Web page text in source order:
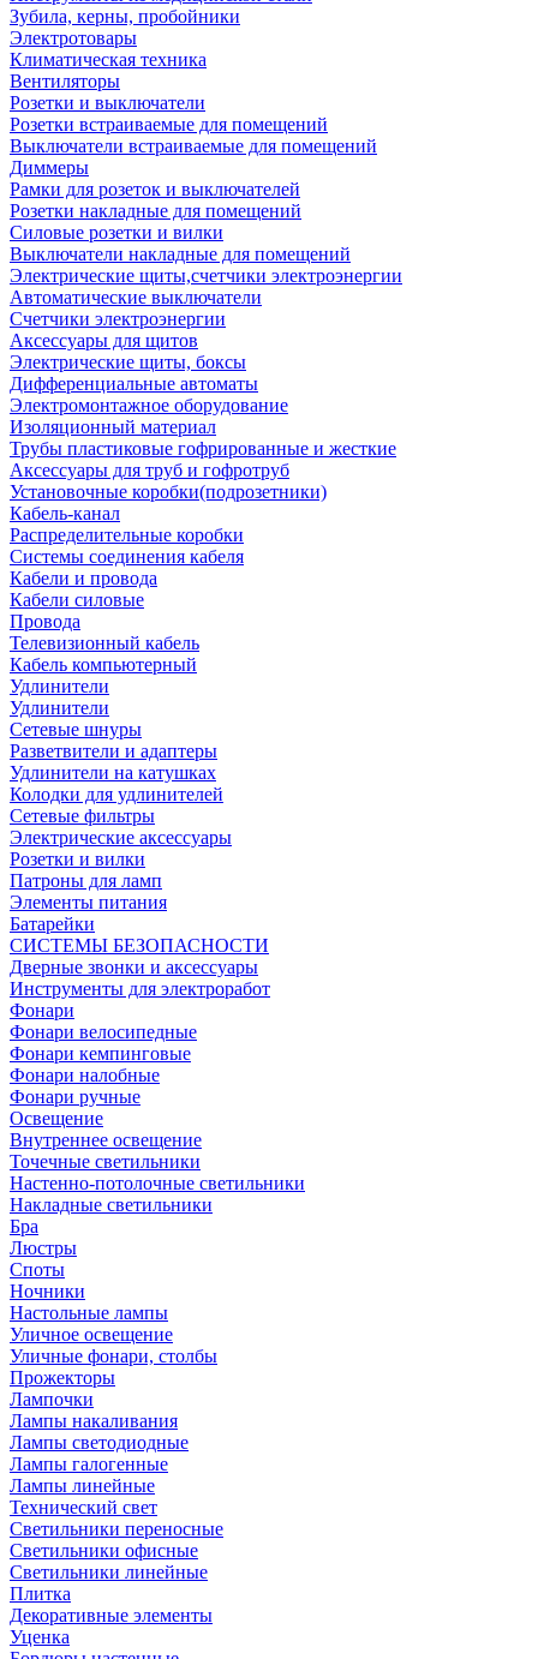
Зубила, керны, пробойники
Электротовары
Климатическая техника
Вентиляторы
Розетки и выключатели
Розетки встраиваемые для помещений
Выключатели встраиваемые для помещений
Диммеры
Рамки для розеток и выключателей
Розетки накладные для помещений
Силовые розетки и вилки
Выключатели накладные для помещений
Электрические щиты,счетчики электроэнергии
Автоматические выключатели
Счетчики электроэнергии
Аксессуары для щитов
Электрические щиты, боксы
Дифференциальные автоматы
Электромонтажное оборудование
Изоляционный материал
Трубы пластиковые гофрированные и жесткие
Аксессуары для труб и гофротруб
Установочные коробки(подрозетники)
Кабель-канал
Распределительные коробки
Системы соединения кабеля
Кабели и провода
Кабели силовые
Провода
Телевизионный кабель
Кабель компьютерный
Удлинители
Удлинители
Сетевые шнуры
Разветвители и адаптеры
Удлинители на катушках
Колодки для удлинителей
Сетевые фильтры
Электрические аксессуары
Розетки и вилки
Патроны для ламп
Элементы питания
Батарейки
СИСТЕМЫ БЕЗОПАСНОСТИ
Дверные звонки и аксессуары
Инструменты для электроработ
Фонари
Фонари велосипедные
Фонари кемпинговые
Фонари налобные
Фонари ручные
Освещение
Внутреннее освещение
Точечные светильники
Настенно-потолочные светильники
Накладные светильники
Бра
Люстры
Споты
Ночники
Настольные лампы
Уличное освещение
Уличные фонари, столбы
Прожекторы
Лампочки
Лампы накаливания
Лампы светодиодные
Лампы галогенные
Лампы линейные
Технический свет
Светильники переносные
Светильники офисные
Светильники линейные
Плитка
Декоративные элементы
Уценка